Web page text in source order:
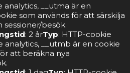
analytics, __utma är en
som används för att särskilja
sessioner/besök.
: 2 årTyp: HTTP-cookie
analytics, __utmb är en cookie
att beräkna nya